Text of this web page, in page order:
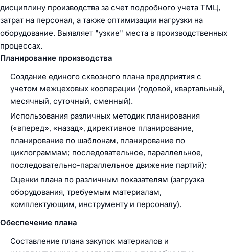
дисциплину производства за счет подробного учета ТМЦ,
затрат на персонал, а также оптимизации нагрузки на
оборудование. Выявляет "узкие" места в производственных
процессах.
Планирование производства
Создание единого сквозного плана предприятия с
учетом межцеховых кооперации (годовой, квартальный,
месячный, суточный, сменный).
Использования различных методик планирования
(«вперед», «назад», директивное планирование,
планирование по шаблонам, планирование по
циклограммам; последовательное, параллельное,
последовательно-параллельное движение партий);
Оценки плана по различным показателям (загрузка
оборудования, требуемым материалам,
комплектующим, инструменту и персоналу).
Обеспечение плана
Составление плана закупок материалов и